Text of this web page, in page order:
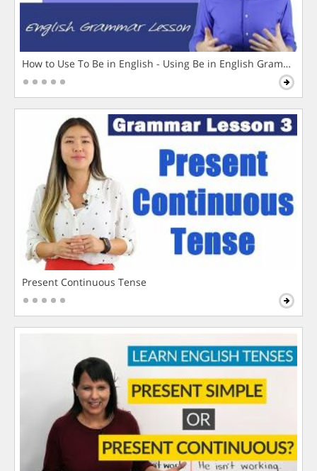
How to Use To Be in English - Using Be in English Grammar
Present Continuous Tense